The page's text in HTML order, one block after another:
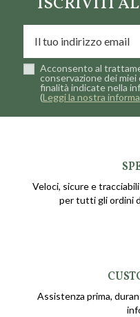
Acconsento al
conservazione dei
finalità indicate nella
(Leggi la nostra
Veloci, sicure e
per tutti gli ordini
Assistenza prima,